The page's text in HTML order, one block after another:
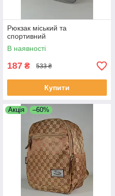
Рюкзак міський та
спортивний
В наявності
187 ₴ 533 ₴
Купити
Акція –60%